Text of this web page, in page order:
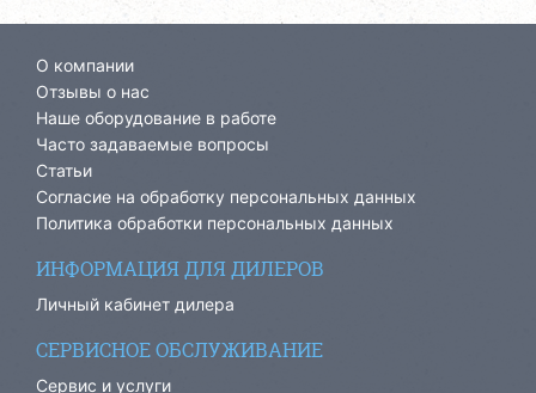
О компании
Отзывы о нас
Наше оборудование в работе
Часто задаваемые вопросы
Статьи
Согласие на обработку персональных данных
Политика обработки персональных данных
ИНФОРМАЦИЯ ДЛЯ ДИЛЕРОВ
Личный кабинет дилера
СЕРВИСНОЕ ОБСЛУЖИВАНИЕ
Сервис и услуги